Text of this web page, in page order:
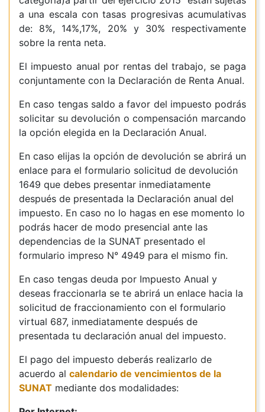
a una escala con tasas progresivas acumulativas
de: 8%, 14%,17%, 20% y 30% respectivamente
sobre la renta neta.
El impuesto anual por rentas del trabajo, se paga
conjuntamente con la Declaración de Renta Anual.
En caso tengas saldo a favor del impuesto podrás
solicitar su devolución o compensación marcando
la opción elegida en la Declaración Anual.
En caso elijas la opción de devolución se abrirá un
enlace para el formulario solicitud de devolución
1649 que debes presentar inmediatamente
después de presentada la Declaración anual del
impuesto. En caso no lo hagas en ese momento lo
podrás hacer de modo presencial ante las
dependencias de la SUNAT presentado el
formulario impreso N° 4949 para el mismo fin.
En caso tengas deuda por Impuesto Anual y
deseas fraccionarla se te abrirá un enlace hacia la
solicitud de fraccionamiento con el formulario
virtual 687, inmediatamente después de
presentada tu declaración anual del impuesto.
El pago del impuesto deberás realizarlo de
acuerdo al calendario de vencimientos de la
SUNAT mediante dos modalidades: